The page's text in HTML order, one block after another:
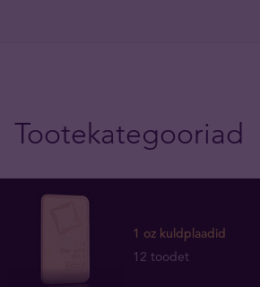
Tootekategooriad
1 oz kuldplaadid
12 toodet